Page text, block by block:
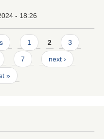
- 18:26
1 2 3
7 next ›
»